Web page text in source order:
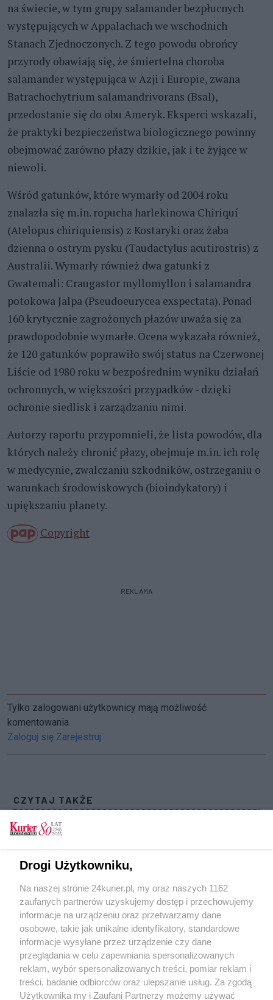
na świecie, w tym grupy salamander bezpłucnych
występujących w Appalachach we wschodnich
Stanach Zjednoczonych. Z tego powodu obrońcy
przyrody obawiają się, że śmiertelna choroba
salamander występująca w Azji i Europie, zwana
Batrachochytrium salamandrivorans (Bsal),
przedostanie się do obu Ameryk. Eksperci wskazali,
że praktyki bezpieczeństwa biologicznego powinny
obejmować zarówno płazy dzikie, jak i te żyjące w
niewoli.
Wśród gatunków, które wymarły od 2004 roku
znalazła się m.in. ropucha harlekinowa Chiriquí
(Atelopus chiriquiensis) z Kostaryki oraz żaba
dzienna o ostrym pysku (Taudactylus acutirostris) z
Australii. Wymarły również dwa gatunki z
Gwatemali: Craugastor myllomyllon i salamandra
potokowa Jalpa (Pseudoeurycea exspectata). Ponad
160 krytycznie zagrożonych płazów uważa się za
prawdopodobnie wymarłe. Ocena wykazała również,
że 120 gatunków poprawiło swój status na Czerwonej
Liście od 1980 roku w bezpośrednim wyniku działań
ochronnych, w większości przypadków - dzięki
ochronie siedlisk i zarządzaniu nimi.
Autorzy raportu przypomnieli, że lista powodów, dla
których należy chronić płazy, obejmuje m.in. ich rolę
w medycynie, zwalczaniu szkodników, ostrzeganiu o
warunkach środowiskowych (bioindykatory) i
upiększaniu planety.
Copyright
REKLAMA
Tylko zalogowani użytkownicy mają możliwość
komentowania
Zaloguj się Zarejestruj
CZYTAJ TAKŻE
Zakończyły się negocjacje z mężczyzną, który
wszedł na pomnik smoleński. Sukces
Szef BBN: prezydent przyjmie decyzję
generałów Wojska Polskiego o rezygnacji
Po debacie wyborczej w TVP
POGODA
20℃
Drogi Użytkowniku,
Na naszej stronie 24kurier.pl, my oraz naszych 1162
zaufanych partnerów uzyskujemy dostęp i przechowujemy
informacje na urządzeniu oraz przetwarzamy dane
osobowe, takie jak unikalne identyfikatory, standardowe
informacje wysyłane przez urządzenie czy dane
przeglądania w celu zapewniania spersonalizowanych
reklam, wybór spersonalizowanych treści, pomiar reklam i
treści, badanie odbiorców oraz ulepszanie usług. Za zgodą
Użytkownika my i Zaufani Partnerzy możemy używać